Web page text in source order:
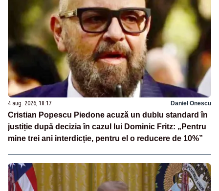
4 aug. 2026, 18:17 Daniel Onescu
Cristian Popescu Piedone acuză un dublu standard în
justiție după decizia în cazul lui Dominic Fritz: „Pentru
mine trei ani interdicție, pentru el o reducere de 10%”